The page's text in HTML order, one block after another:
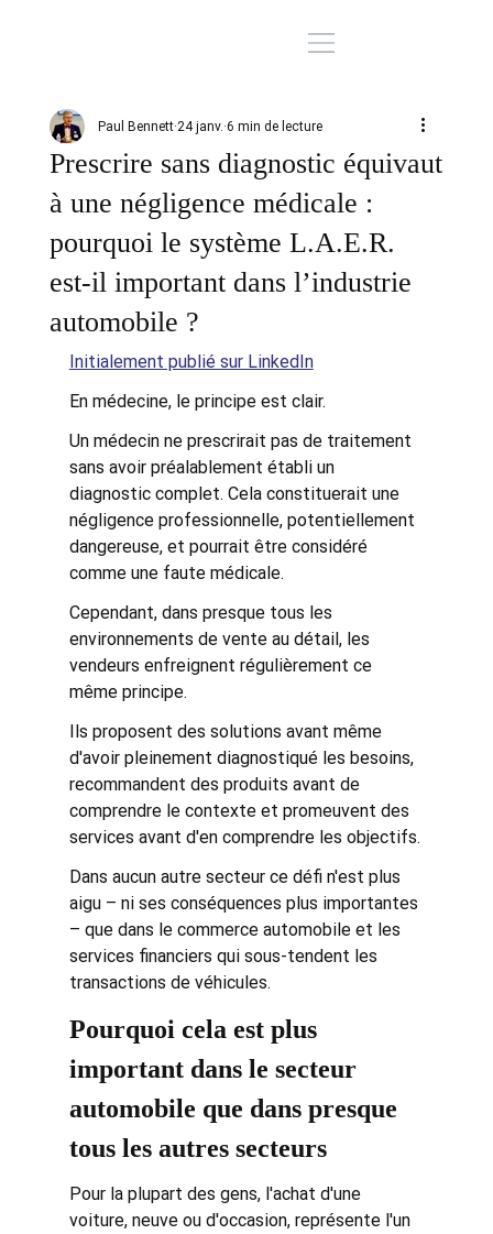
Prescrire sans diagnostic équivaut
à une négligence médicale :
pourquoi le système L.A.E.R.
est-il important dans l’industrie
automobile ?
Paul Bennett 24 janv. 6 min de lecture
Initialement publié sur LinkedIn
En médecine, le principe est clair.
Un médecin ne prescrirait pas de traitement
sans avoir préalablement établi un
diagnostic complet. Cela constituerait une
négligence professionnelle, potentiellement
dangereuse, et pourrait être considéré
comme une faute médicale.
Cependant, dans presque tous les
environnements de vente au détail, les
vendeurs enfreignent régulièrement ce
même principe.
Ils proposent des solutions avant même
d'avoir pleinement diagnostiqué les besoins,
recommandent des produits avant de
comprendre le contexte et promeuvent des
services avant d'en comprendre les objectifs.
Dans aucun autre secteur ce défi n'est plus
aigu – ni ses conséquences plus importantes
– que dans le commerce automobile et les
services financiers qui sous-tendent les
transactions de véhicules.
Pourquoi cela est plus
important dans le secteur
automobile que dans presque
tous les autres secteurs
Pour la plupart des gens, l'achat d'une
voiture, neuve ou d'occasion, représente l'un